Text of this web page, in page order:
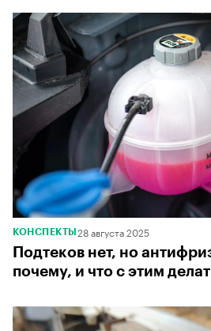
КОНСПЕКТЫ 28 августа 2025
Подтеков нет, но
почему, и что с этим